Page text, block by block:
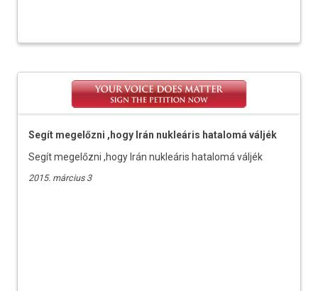
Segít megelőzni ,hogy Irán nukleáris hatalomá váljék
Segít megelőzni ,hogy Irán nukleáris hatalomá váljék
2015. március 3